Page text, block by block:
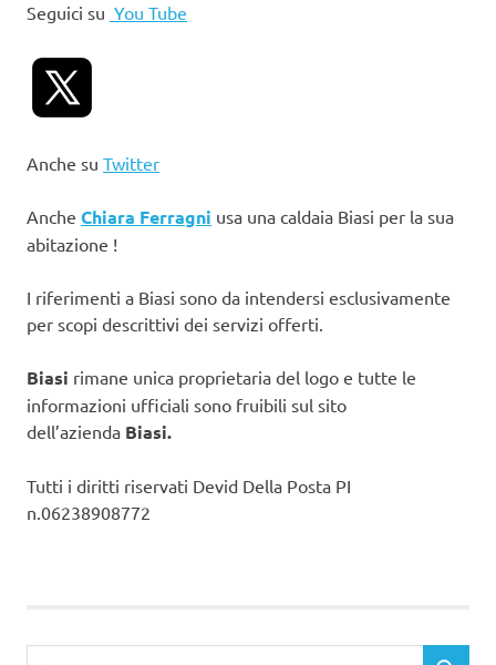
Seguici su You Tube
Anche su Twitter
Anche Chiara Ferragni usa una caldaia Biasi per la sua
abitazione !
I riferimenti a Biasi sono da intendersi esclusivamente
per scopi descrittivi dei servizi offerti.
Biasi rimane unica proprietaria del logo e tutte le
informazioni ufficiali sono fruibili sul sito
dell’azienda Biasi.
Tutti i diritti riservati Devid Della Posta PI
n.06238908772